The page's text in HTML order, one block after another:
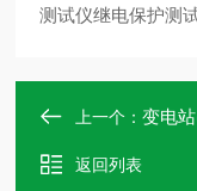
测试仪继电保护测
上一个：变电
返回列表